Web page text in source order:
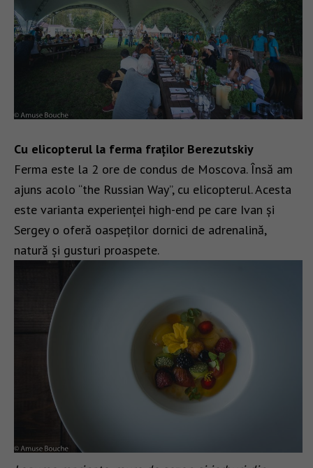
Cu elicopterul la ferma fraților Berezutskiy
Ferma este la 2 ore de condus de Moscova. Însă am
ajuns acolo “the Russian Way”, cu elicopterul. Acesta
este varianta experienței high-end pe care Ivan și
Sergey o oferă oaspeților dornici de adrenalină,
natură și gusturi proaspete.